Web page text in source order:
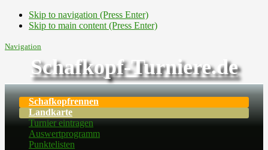
Skip to navigation (Press Enter)
Skip to main content (Press Enter)
Navigation
Schafkopf-Turniere.de
Schafkopfrennen
Landkarte
Turnier eintragen
Auswertprogramm
Punktelisten